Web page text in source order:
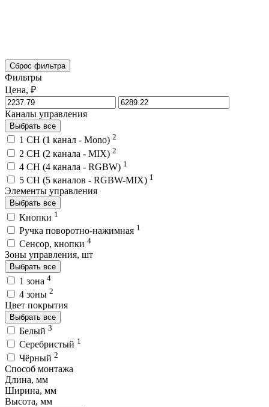
Сброс фильтра
Фильтры
Цена, ₽
Каналы управления
Выбрать все
1 CH (1 канал - Mono) 2
2 CH (2 канала - MIX) 2
4 CH (4 канала - RGBW) 1
5 CH (5 каналов - RGBW-MIX) 1
Элементы управления
Выбрать все
Кнопки 1
Ручка поворотно-нажимная 1
Сенсор, кнопки 4
Зоны управления, шт
Выбрать все
1 зона 4
4 зоны 2
Цвет покрытия
Выбрать все
Белый 3
Серебристый 1
Чёрный 2
Способ монтажа
Длина, мм
Ширина, мм
Высота, мм